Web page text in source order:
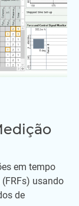
em tempo
usando
de